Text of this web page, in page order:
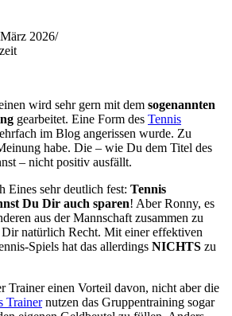
2026
wird sehr gern mit dem sogenannten
gearbeitet. Eine Form des Tennis
im Blog angerissen wurde. Zu
habe. Die – wie Du dem Titel des
– nicht positiv ausfällt.
Eines sehr deutlich fest: Tennis
Du Dir auch sparen! Aber Ronny, es
aus der Mannschaft zusammen zu
natürlich Recht. Mit einer effektiven
Spiels hat das allerdings NICHTS zu
Trainer einen Vorteil davon, nicht aber die
Trainernutzen das Gruppentraining sogar